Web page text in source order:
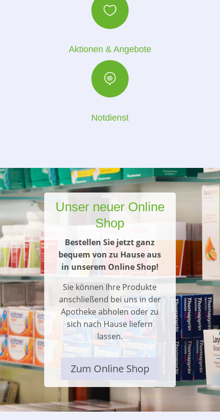

Aktionen & Angebote

Not­dienst
Unser neuer Online
Shop
Bestellen Sie jetzt ganz
bequem von zu Hause aus
in unserem Online Shop!
Sie können Ihre Produkte
anschließend bei uns in der
Apotheke abholen oder zu
sich nach Hause liefern
lassen.
Zum Online Shop